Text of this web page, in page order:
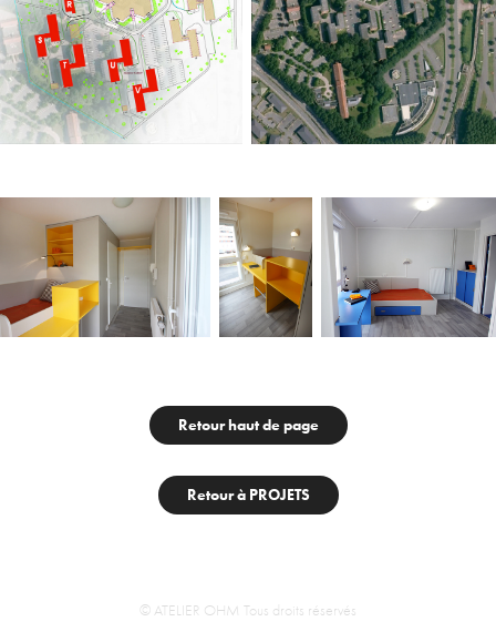
Retour haut de page
Retour à PROJETS
© ATELIER OHM Tous droits réservés